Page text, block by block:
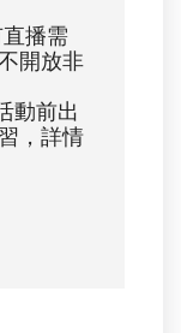
播需
開放非
動前出
，詳情